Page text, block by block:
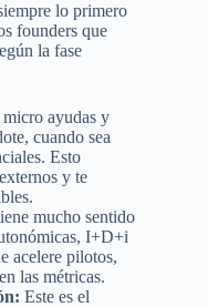
lo primero
founders que
la fase
ayudas y
cuando sea
Esto
y te
mucho sentido
I+D+i
acelere pilotos,
las métricas.
Este es el